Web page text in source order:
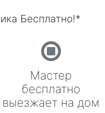
Бесплатно!*
Мастер
бесплатно
выезжает на дом